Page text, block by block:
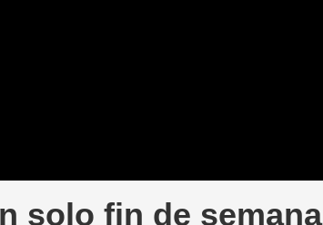
solo fin de semana